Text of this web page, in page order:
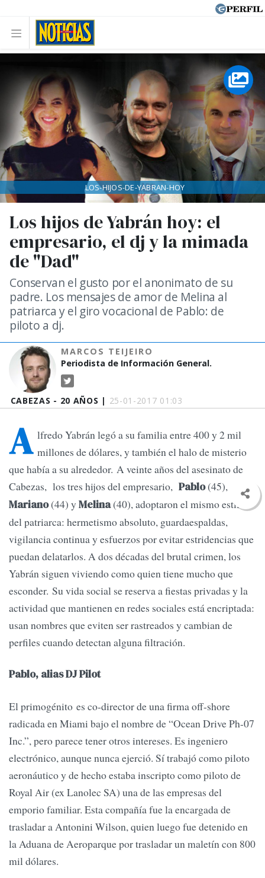
CABEZAS - 20 AÑOS | 25-01-2017 01:03
Los hijos de Yabrán hoy: el
empresario, el dj y la mimada
de "Dad"
Conservan el gusto por el anonimato de su
padre. Los mensajes de amor de Melina al
patriarca y el giro vocacional de Pablo: de
piloto a dj.
MARCOS TEIJEIRO
Periodista de Información General.
LOS-HIJOS-DE-YABRAN-HOY
A lfredo Yabrán legó a su familia entre 400 y 2 mil
millones de dólares, y también el halo de misterio
que había a su alrededor. A veinte años del asesinato de
Cabezas, los tres hijos del empresario, Pablo(45),
Mariano(44) y Melina(40), adoptaron el mismo estilo
del patriarca: hermetismo absoluto, guardaespaldas,
vigilancia continua y esfuerzos por evitar estridencias que
puedan delatarlos. A dos décadas del brutal crimen, los
Yabrán siguen viviendo como quien tiene mucho que
esconder. Su vida social se reserva a fiestas privadas y la
actividad que mantienen en redes sociales está encriptada:
usan nombres que eviten ser rastreados y cambian de
perfiles cuando detectan alguna filtración.
Pablo, alias DJ Pilot
El primogénito es co-director de una firma off-shore
radicada en Miami bajo el nombre de “Ocean Drive Ph-07
Inc.”, pero parece tener otros intereses. Es ingeniero
electrónico, aunque nunca ejerció. Sí trabajó como piloto
aeronáutico y de hecho estaba inscripto como piloto de
Royal Air (ex Lanolec SA) una de las empresas del
emporio familiar. Esta compañía fue la encargada de
trasladar a Antonini Wilson, quien luego fue detenido en
la Aduana de Aeroparque por trasladar un maletín con 800
mil dólares.